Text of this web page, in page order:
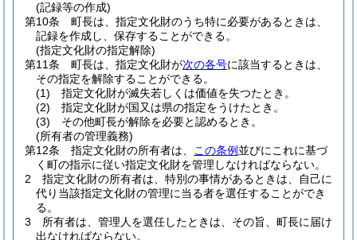
(記録等の作成)
第10条
町長は、指定文化財のうち特に必要があるときは、
記録を作成し、保存することができる。
(指定文化財の指定解除)
第11条
町長は、指定文化財が次の各号に該当するときは、
その指定を解除することができる。
(1)
指定文化財が滅失若しくは価値を失つたとき。
(2)
指定文化財が国又は県の指定をうけたとき。
(3)
その他町長が解除を必要と認めるとき。
(所有者の管理義務)
第12条
指定文化財の所有者は、 この条例 並びにこれに基づ
く町の指示に従い指定文化財を管理しなければならない。
2
指定文化財の所有者は、特別の事情があるときは、自己に
代り当該指定文化財の管理に当る者を選任することができ
る。
3
所有者は、管理人を選任したときは、その旨、町長に届け
出なければならない。